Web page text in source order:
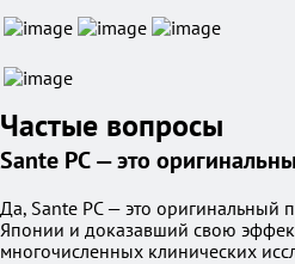
Частые вопросы
Sante PC — это
Да, Sante PC — это оригинальный
Японии и доказавший свою
многочисленных клинических